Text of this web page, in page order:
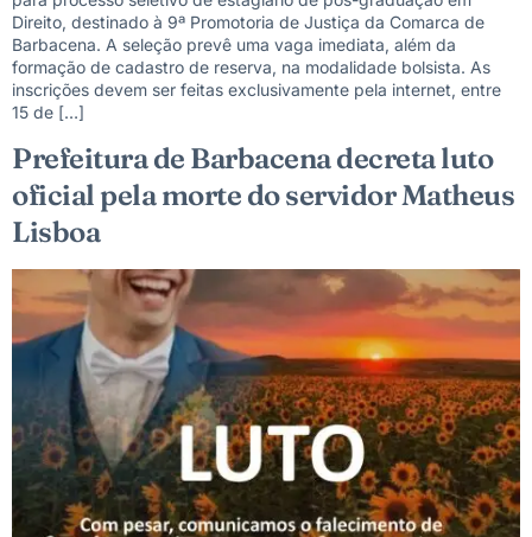
Direito, destinado à 9ª Promotoria de Justiça da Comarca de
Barbacena. A seleção prevê uma vaga imediata, além da
formação de cadastro de reserva, na modalidade bolsista. As
inscrições devem ser feitas exclusivamente pela internet, entre
15 de […]
Prefeitura de Barbacena decreta luto
oficial pela morte do servidor Matheus
Lisboa